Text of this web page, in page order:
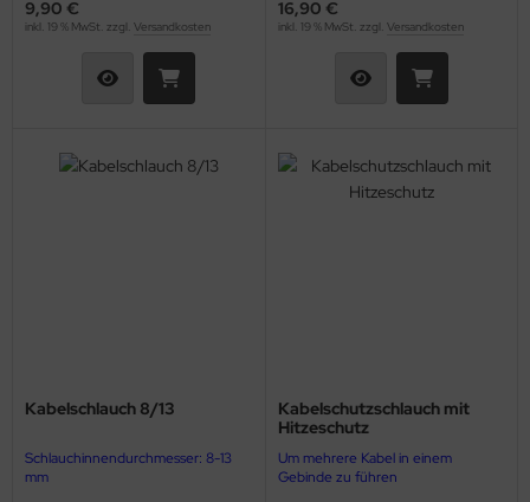
9,90 €
inkl. 19 % MwSt. zzgl. Versandkosten
16,90 €
inkl. 19 % MwSt. zzgl. Versandkosten
Kabelschlauch 8/13
Schlauchinnendurchmesser: 8-13
mm
Kabelschutzschlauch mit
Hitzeschutz
Um mehrere Kabel in einem
Gebinde zu führen